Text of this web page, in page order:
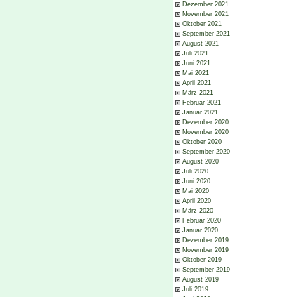
Dezember 2021
November 2021
Oktober 2021
September 2021
August 2021
Juli 2021
Juni 2021
Mai 2021
April 2021
März 2021
Februar 2021
Januar 2021
Dezember 2020
November 2020
Oktober 2020
September 2020
August 2020
Juli 2020
Juni 2020
Mai 2020
April 2020
März 2020
Februar 2020
Januar 2020
Dezember 2019
November 2019
Oktober 2019
September 2019
August 2019
Juli 2019